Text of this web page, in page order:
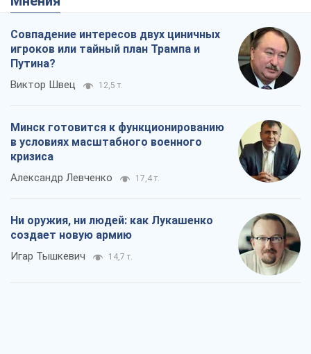
Совпадение интересов двух циничных
игроков или тайный план Трампа и
Путина?
Виктор Швец 12,5 т.
Минск готовится к функционированию
в условиях масштабного военного
кризиса
Александр Левченко 17,4 т.
Ни оружия, ни людей: как Лукашенко
создает новую армию
Игар Тышкевич 14,7 т.